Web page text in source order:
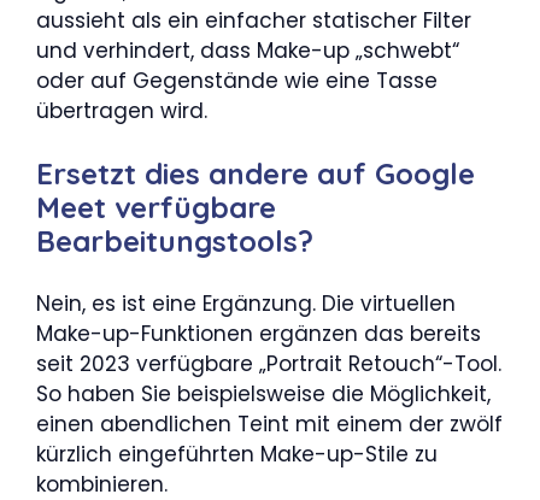
aussieht als ein einfacher statischer Filter
und verhindert, dass Make-up „schwebt“
oder auf Gegenstände wie eine Tasse
übertragen wird.
Ersetzt dies andere auf Google
Meet verfügbare
Bearbeitungstools?
Nein, es ist eine Ergänzung. Die virtuellen
Make-up-Funktionen ergänzen das bereits
seit 2023 verfügbare „Portrait Retouch“-Tool.
So haben Sie beispielsweise die Möglichkeit,
einen abendlichen Teint mit einem der zwölf
kürzlich eingeführten Make-up-Stile zu
kombinieren.